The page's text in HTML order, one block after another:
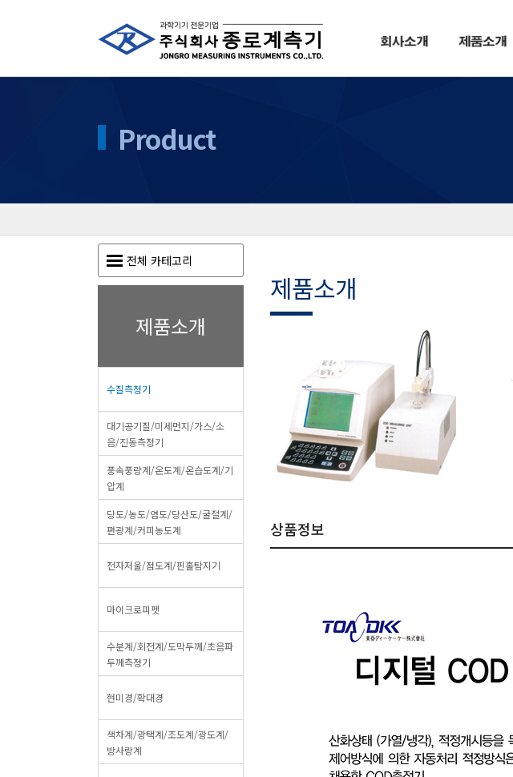
Product
전체 카테고리
제품소개
수질측정기
대기공기질/미세먼지/가스/소
음/진동측정기
풍속풍량계/온도계/온습도계/기
압계
당도/농도/염도/당산도/굴절계/
편광계/커피농도계
전자저울/점도계/핀홀탐지기
마이크로피펫
수분계/회전계/도막두께/초음파
두께측정기
현미경/확대경
색차계/광택계/조도계/광도계/
방사랑계
제품소개
상품정보